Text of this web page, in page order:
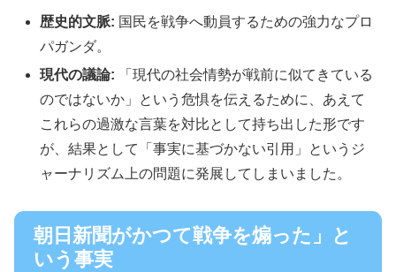
歴史的文脈: 国民を戦争へ動員するための強力なプロ
パガンダ。
現代の議論: 「現代の社会情勢が戦前に似てきている
のではないか」という危惧を伝えるために、あえて
これらの過激な言葉を対比として持ち出した形です
が、結果として「事実に基づかない引用」というジ
ャーナリズム上の問題に発展してしまいました。
朝日新聞がかつて戦争を煽った」と
いう事実